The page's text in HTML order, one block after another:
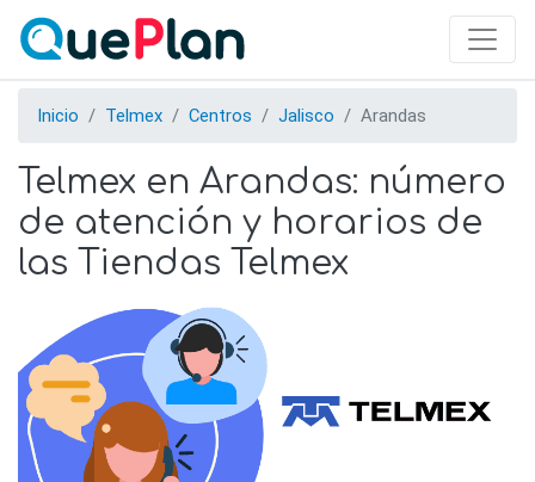
Inicio Telmex Centros Jalisco Arandas
Telmex en Arandas: número
de atención y horarios de
las Tiendas Telmex